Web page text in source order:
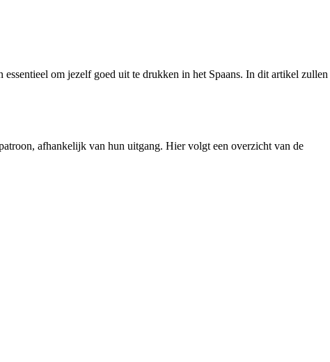
om jezelf goed uit te drukken in het Spaans. In dit artikel zullen
afhankelijk van hun uitgang. Hier volgt een overzicht van de